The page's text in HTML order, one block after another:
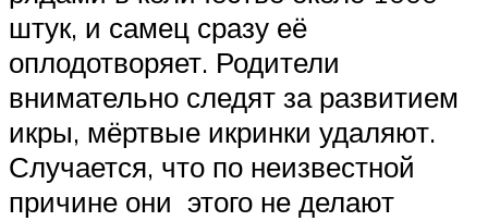
штук, и самец сразу её
оплодотворяет. Родители
внимательно следят за развитием
икры, мёртвые икринки удаляют.
Случается, что по неизвестной
причине они этого не делают